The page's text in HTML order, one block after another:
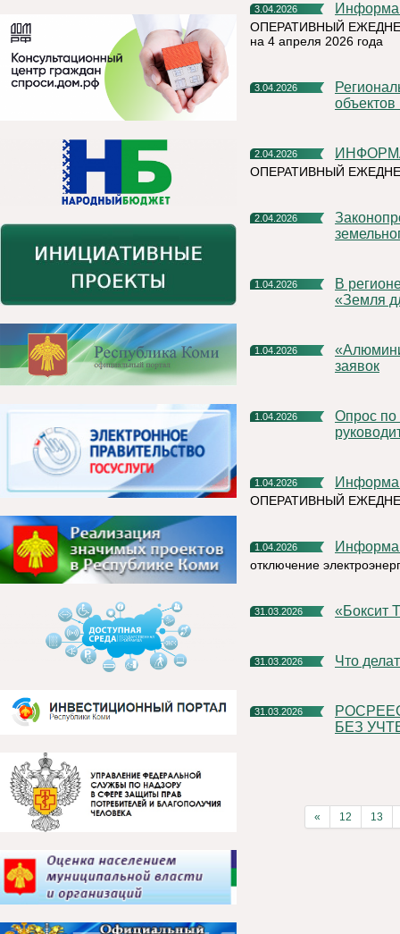
3.04.2026
ОПЕРАТИВНЫЙ
на 4 апреля 2026 года
3.04.2026
Региональный Роскадастр рассказал, что значит вовлечение
2.04.2026
ОПЕРАТИВНЫЙ
2.04.2026
Законопроекты Росреестра повысят эффективность
1.04.2026
В регионе продолжается реализация проекта Росреестра
«Земля
1.04.2026
«Алюминиевая азбука» на призы РУСАЛа продлевает прием
заявок
1.04.2026
Опрос по оценки эффективности деятельности
1.04.2026
ОПЕРАТИВНЫЙ
1.04.2026
отключение
31.03.2026
31.03.2026 Что
31.03.2026
РОСРЕЕСТР КОМИ НАПОМИНАЕТ: СДЕЛКИ С ЗЕМЛЕЙ
БЕЗ
« 12 13